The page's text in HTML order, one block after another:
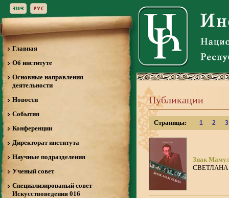
Главная
Об институте
Основные направления
деятельности
Новости
События
Конференции
Директорат института
Научные подразделения
Ученый совет
Специализированый совет
Искусствоведения 016
Публикации
Страницы: 1 2 3
Знак